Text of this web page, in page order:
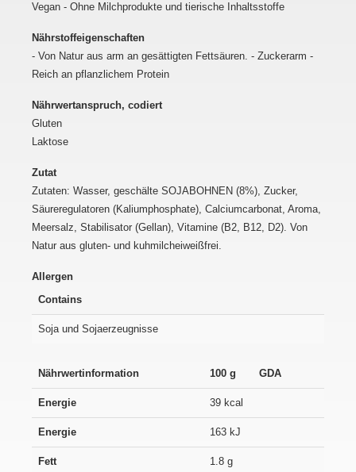
Vegan - Ohne Milchprodukte und tierische Inhaltsstoffe
Nährstoffeigenschaften
- Von Natur aus arm an gesättigten Fettsäuren. - Zuckerarm -
Reich an pflanzlichem Protein
Nährwertanspruch, codiert
Gluten
Laktose
Zutat
Zutaten: Wasser, geschälte SOJABOHNEN (8%), Zucker,
Säureregulatoren (Kaliumphosphate), Calciumcarbonat, Aroma,
Meersalz, Stabilisator (Gellan), Vitamine (B2, B12, D2). Von
Natur aus gluten- und kuhmilcheiweißfrei.
Allergen
Contains
Soja und Sojaerzeugnisse
Nährwertinformation 100 g GDA
Energie 39 kcal
Energie 163 kJ
Fett 1.8 g